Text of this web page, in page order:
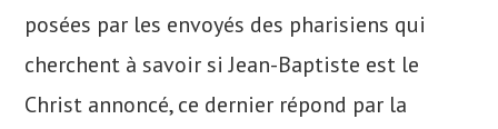
posées par les envoyés des pharisiens qui
cherchent à savoir si Jean-Baptiste est le
Christ annoncé, ce dernier répond par la